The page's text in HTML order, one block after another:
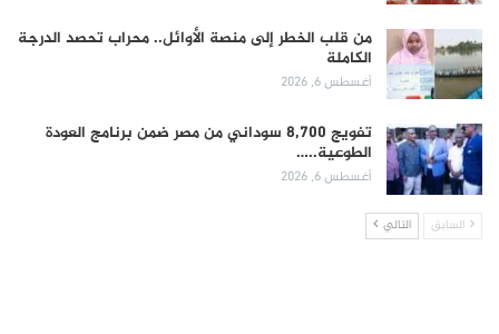
من قلب الخطر إلى منصة الأوائل.. محراب تحصد الدرجة
الكاملة
أغسطس 6, 2026
تفويج 8,700 سوداني من مصر ضمن برنامج العودة
الطوعية..…
أغسطس 6, 2026
السابق التالي